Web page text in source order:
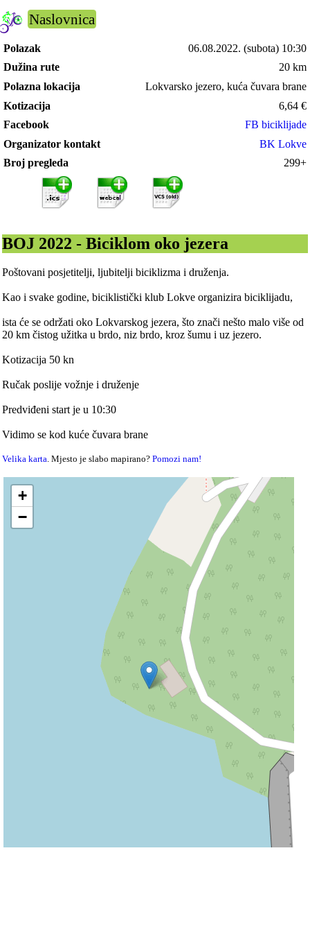
Naslovnica
Polazak 06.08.2022. (subota) 10:30
Dužina rute
20 km
Polazna lokacija
Lokvarsko jezero, kuća čuvara brane
Kotizacija
6,64 €
Facebook
FB biciklijade
Organizator kontakt
BK Lokve
Broj pregleda
299+
BOJ 2022 - Biciklom oko jezera
Poštovani posjetitelji, ljubitelji biciklizma i druženja.
Kao i svake godine, biciklistički klub Lokve organizira biciklijadu,
ista će se održati oko Lokvarskog jezera, što znači nešto malo više od
20 km čistog užitka u brdo, niz brdo, kroz šumu i uz jezero.
Kotizacija 50 kn
Ručak poslije vožnje i druženje
Predviđeni start je u 10:30
Vidimo se kod kuće čuvara brane
Velika karta. Mjesto je slabo mapirano?Pomozi nam!
+
−